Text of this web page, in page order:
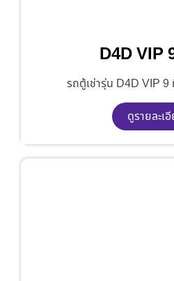
D4D VIP
รถตู้เช่ารุ่น D4D VIP
ดูรายละเ